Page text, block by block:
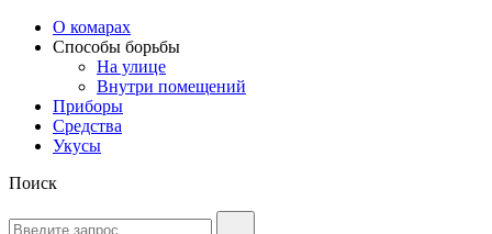
О комарах
Способы борьбы
На улице
Внутри помещений
Приборы
Средства
Укусы
Поиск